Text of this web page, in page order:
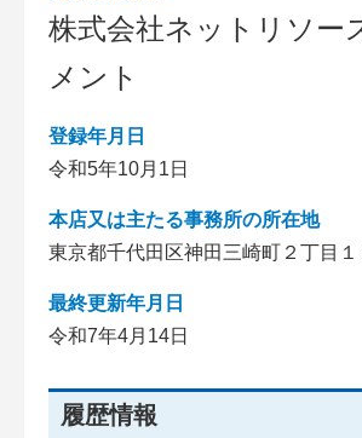
株式会社ネットリソー
メント
登録年月日
令和5年10月1日
本店又は主たる事務所の所在地
東京都千代田区神田三崎町２丁目
最終更新年月日
令和7年4月14日
履歴情報